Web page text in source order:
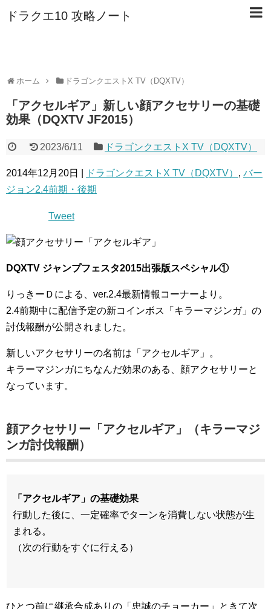
ドラクエ10 攻略ノート
ホーム ドラゴンクエストX TV（DQXTV）
「アクセルギア」新しい顔アクセサリーの基礎
効果（DQXTV JF2015）
2023/6/11 ドラゴンクエストX TV（DQXTV）
2014年12月20日 | ドラゴンクエストX TV（DQXTV） , バー
ジョン2.4前期・後期
Tweet
DQXTV ジャンプフェスタ2015出張版スペシャル①
りっきーＤによる、ver.2.4最新情報コーナーより。
2.4前期中に配信予定の新コインボス「キラーマジンガ」の
討伐報酬が公開されました。
新しいアクセサリーの名前は「アクセルギア」。
キラーマジンガにちなんだ効果のある、顔アクセサリーと
なっています。
顔アクセサリー「アクセルギア」（キラーマジ
ンガ討伐報酬）
「アクセルギア」の基礎効果
行動した後に、一定確率でターンを消費しない状態が生
まれる。
（次の行動をすぐに行える）
ひとつ前に継承合成ありの「忠誠のチョーカー」ときて次